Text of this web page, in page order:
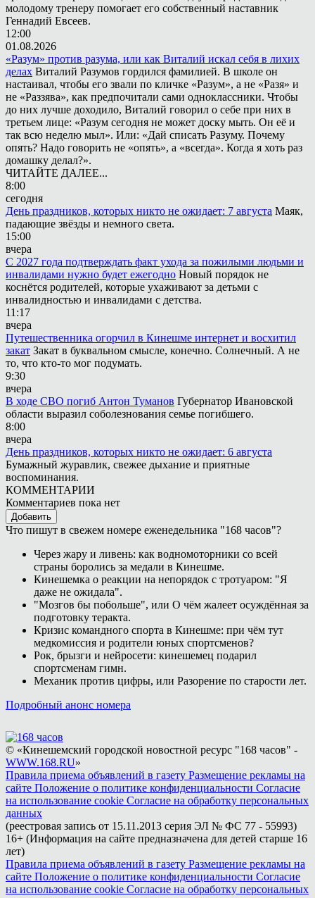
молодому тренеру помогает его собственный наставник
Геннадий Евсеев.
12:00
01.08.2026
«Разум» против разума, или как Виталий искал себя в лихих
делах Виталий Разумов гордился фамилией. В школе он
настаивал, чтобы его звали по кличке «Разум», а не «Разя» и
не «Раззява», как предпочитали сами одноклассники. Чтобы
до них лучше доходило, Виталий говорил о себе при них в
третьем лице: «Разум сегодня не может доску мыть. Он её и
так всю неделю мыл». Или: «Дай списать Разуму. Почему
опять? Надо говорить не «опять», а «всегда». Когда я хоть раз
домашку делал?».
ЧИТАЙТЕ ДАЛЕЕ...
8:00
сегодня
День праздников, которых никто не ожидает: 7 августа Маяк,
падающие звёзды и немного света.
15:00
вчера
С 2027 года подтверждать факт ухода за пожилыми людьми и
инвалидами нужно будет ежегодно Новый порядок не
коснётся родителей, которые ухаживают за детьми с
инвалидностью и инвалидами с детства.
11:17
вчера
Путешественника огорчил в Кинешме интернет и восхитил
закат Закат в буквальном смысле, конечно. Солнечный. А не
то, что кто-то мог подумать.
9:30
вчера
В ходе СВО погиб Антон Туманов Губернатор Ивановской
области выразил соболезнования семье погибшего.
8:00
вчера
День праздников, которых никто не ожидает: 6 августа
Бумажный журавлик, свежее дыхание и приятные
воспоминания.
КОММЕНТАРИИ
Комментариев пока нет
Добавить
Что пишут в свежем номере еженедельника "168 часов"?
Через жару и ливень: как водномоторники со всей
страны боролись за медали в Кинешме.
Кинешемка о реакции на непорядок с тротуаром: "Я
даже не ожидала".
"Мозгов бы побольше", или О чём жалеет осуждённая за
подготовку теракта.
Кризис командного спорта в Кинешме: при чём тут
медкомиссия и родители юных спортсменов?
Рок, брызги и нейросети: кинешемец подарил
спортсменам гимн.
Механик против цифры, или Разорение по старости лет.
Подробный анонс номера
© «Кинешемский городской новостной ресурс "168 часов" -
WWW.168.RU»
Правила приема объявлений в газету Размещение рекламы на
сайте Положение о политике конфиденциальности Согласие
на использование cookie Согласие на обработку персональных
данных
(реестровая запись от 15.11.2013 серия ЭЛ № ФС 77 - 55993)
16+ (Информация на сайте предназначена для детей старше 16
лет)
Правила приема объявлений в газету Размещение рекламы на
сайте Положение о политике конфиденциальности Согласие
на использование cookie Согласие на обработку персональных